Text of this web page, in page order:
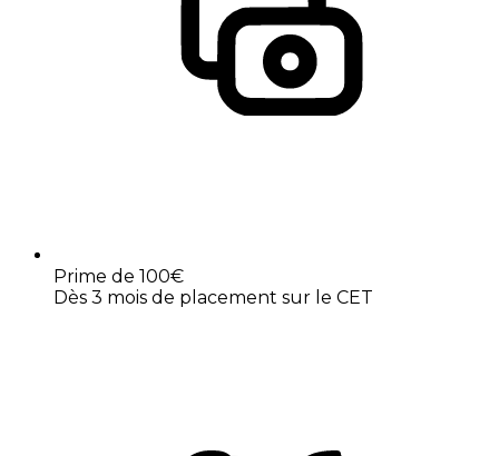
Prime de 100€
Dès 3 mois de placement sur le CET